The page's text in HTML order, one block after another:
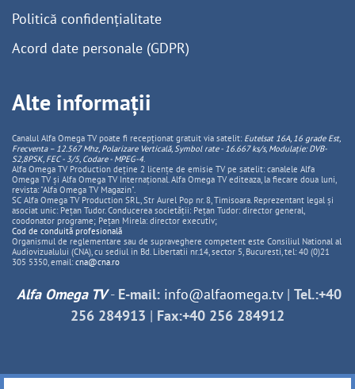
Politică confidențialitate
Acord date personale (GDPR)
Alte informații
Canalul Alfa Omega TV poate fi recepționat gratuit via satelit: Eutelsat 16A, 16 grade Est,
Frecventa – 12.567 Mhz, PolarizareVerticală, Symbol rate - 16.667 ks/s, Modulație: DVB-
S2,8PSK, FEC - 3/5, Codare - MPEG-4.
Alfa Omega TV Production deține 2 licențe de emisie TV pe satelit: canalele Alfa
Omega TV și Alfa Omega TV Internațional. Alfa Omega TV editeaza, la fiecare doua luni,
revista: "Alfa Omega TV Magazin".
SC Alfa Omega TV Production SRL, Str Aurel Pop nr. 8, Timisoara. Reprezentant legal și
asociat unic: Pețan Tudor. Conducerea societății: Pețan Tudor: director general,
coodonator programe; Pețan Mirela: director executiv;
Cod de conduită profesională
Organismul de reglementare sau de supraveghere competent este Consiliul National al
Audiovizualului (CNA), cu sediul in Bd. Libertatii nr.14, sector 5, Bucuresti, tel: 40 (0)21
305 5350, email: cna@cna.ro
Alfa Omega TV- E-mail: info@alfaomega.tv| Tel.:+40
256 284913 | Fax:+40 256 284912